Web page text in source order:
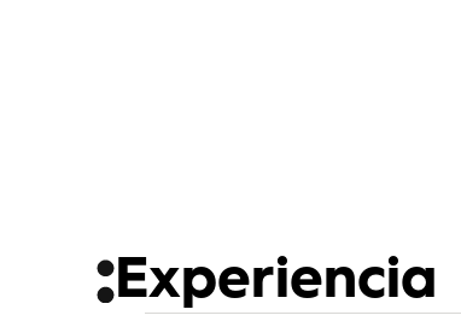
Experiencia